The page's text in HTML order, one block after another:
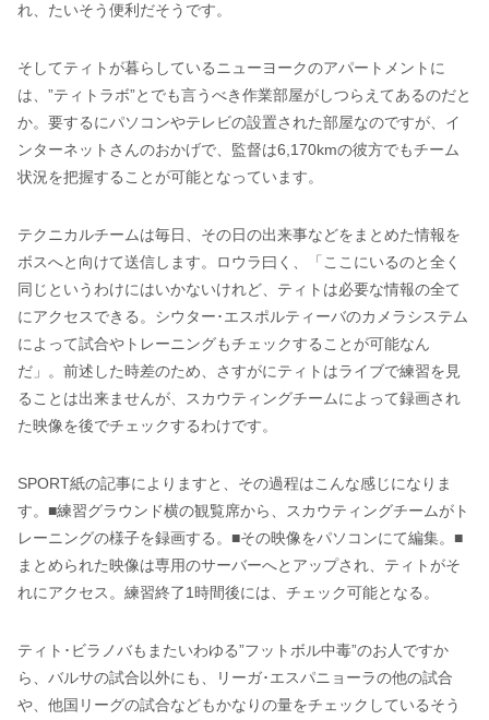
れ、たいそう便利だそうです。
そしてティトが暮らしているニューヨークのアパートメントに
は、”ティトラボ”とでも言うべき作業部屋がしつらえてあるのだと
か。要するにパソコンやテレビの設置された部屋なのですが、イ
ンターネットさんのおかげで、監督は6,170kmの彼方でもチーム
状況を把握することが可能となっています。
テクニカルチームは毎日、その日の出来事などをまとめた情報を
ボスへと向けて送信します。ロウラ曰く、「ここにいるのと全く
同じというわけにはいかないけれど、ティトは必要な情報の全て
にアクセスできる。シウター･エスポルティーバのカメラシステム
によって試合やトレーニングもチェックすることが可能なん
だ」。前述した時差のため、さすがにティトはライブで練習を見
ることは出来ませんが、スカウティングチームによって録画され
た映像を後でチェックするわけです。
SPORT紙の記事によりますと、その過程はこんな感じになりま
す。■練習グラウンド横の観覧席から、スカウティングチームがト
レーニングの様子を録画する。■その映像をパソコンにて編集。■
まとめられた映像は専用のサーバーへとアップされ、ティトがそ
れにアクセス。練習終了1時間後には、チェック可能となる。
ティト･ビラノバもまたいわゆる”フットボル中毒”のお人ですか
ら、バルサの試合以外にも、リーガ･エスパニョーラの他の試合
や、他国リーグの試合などもかなりの量をチェックしているそう